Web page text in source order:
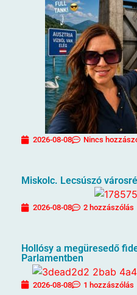
2026-08-08 Nincs
Miskolc. Lecsúszó
2026-08-08 2 hozzászólás
Hollósy a megüresedő
Parlamentben
2026-08-08 1 hozzászólás